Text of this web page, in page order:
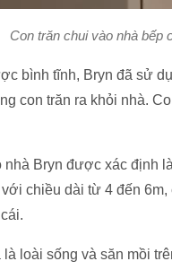
Con trăn chui vào nhà bếp
bình tĩnh, Bryn đã sử
con trăn ra khỏi nhà.
nhà Bryn được xác định
chiều dài từ 4 đến
là loài sống và săn mồi